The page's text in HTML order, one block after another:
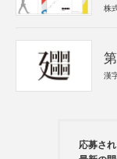
株
漢
応募さ